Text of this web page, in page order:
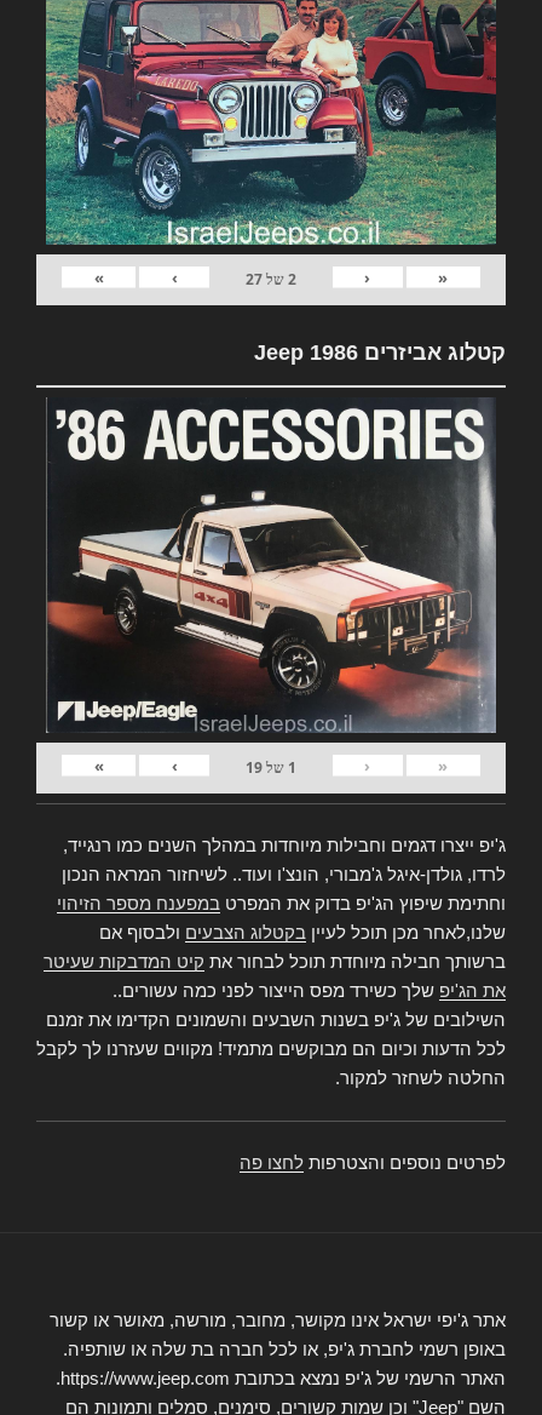
«
‹
2של27
›
»
קטלוג אביזרים Jeep 1986
«
‹
1 של19
›
»
ג'יפ ייצרו דגמים וחבילות מיוחדות במהלך השנים כמו רנגייד,
לרדו, גולדן-איגל ג'מבורי, הונצ'ו ועוד.. לשיחזור המראה הנכון
וחתימת שיפוץ הג'יפ בדוק את המפרט במפענח מספר הזיהוי
שלנו,לאחר מכן תוכל לעיין בקטלוג הצבעים ולבסוף אם
ברשותך חבילה מיוחדת תוכל לבחור את קיט המדבקות שעיטר
את הג'יפ שלך כשירד מפס הייצור לפני כמה עשורים..
השילובים של ג'יפ בשנות השבעים והשמונים הקדימו את זמנם
לכל הדעות וכיום הם מבוקשים מתמיד! מקווים שעזרנו לך לקבל
החלטה לשחזר למקור.
לפרטים נוספים והצטרפות לחצו פה
אתר ג'יפי ישראל אינו מקושר, מחובר, מורשה, מאושר או קשור
באופן רשמי לחברת ג'יפ, או לכל חברה בת שלה או שותפיה.
האתר הרשמי של ג'יפ נמצא בכתובת https://www.jeep.com.
השם "Jeep" וכן שמות קשורים, סימנים, סמלים ותמונות הם